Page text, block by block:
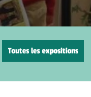
Toutes les expositions